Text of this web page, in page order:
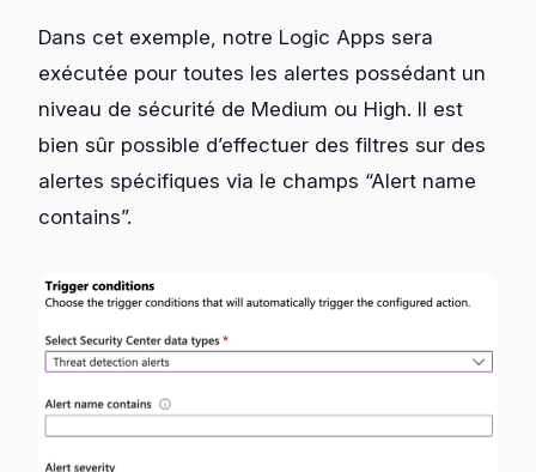
Dans cet exemple, notre Logic Apps sera
exécutée pour toutes les alertes possédant un
niveau de sécurité de Medium ou High. Il est
bien sûr possible d’effectuer des filtres sur des
alertes spécifiques via le champs “Alert name
contains”.